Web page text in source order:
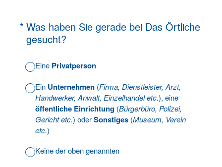
* Was haben Sie gerade bei Das Örtliche
gesucht?
(Erforderlich.)
Eine Privatperson
Ein Unternehmen (Firma, Dienstleister, Arzt,
Handwerker, Anwalt, Einzelhandel etc.), eine
öffentliche Einrichtung (Bürgerbüro, Polizei,
Gericht etc.) oderSonstiges (Museum, Verein
etc.)
Keine der oben genannten